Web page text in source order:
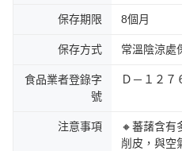
保存期限 8個月
保存方式 常溫陰涼處
食品業者登錄字
號
Ｄ－１２７
注意事項
🔸蕃藷含有
削皮，與空